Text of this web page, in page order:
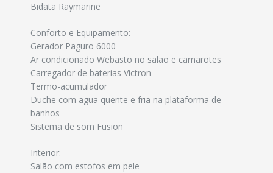
Bidata Raymarine
Conforto e Equipamento:
Gerador Paguro 6000
Ar condicionado Webasto no salão e camarotes
Carregador de baterias Victron
Termo-acumulador
Duche com agua quente e fria na plataforma de
banhos
Sistema de som Fusion
Interior:
Salão com estofos em pele